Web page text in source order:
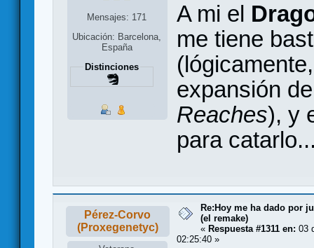
Mensajes: 171
Ubicación: Barcelona,
España
Distinciones
A mi el
me tiene
expansión
Reaches), y
para
Pérez-Corvo
(Proxegenetyc)
Re:Hoy me ha dado por
(el remake)
« Respuesta #1311 en: 03
02:25:40 »